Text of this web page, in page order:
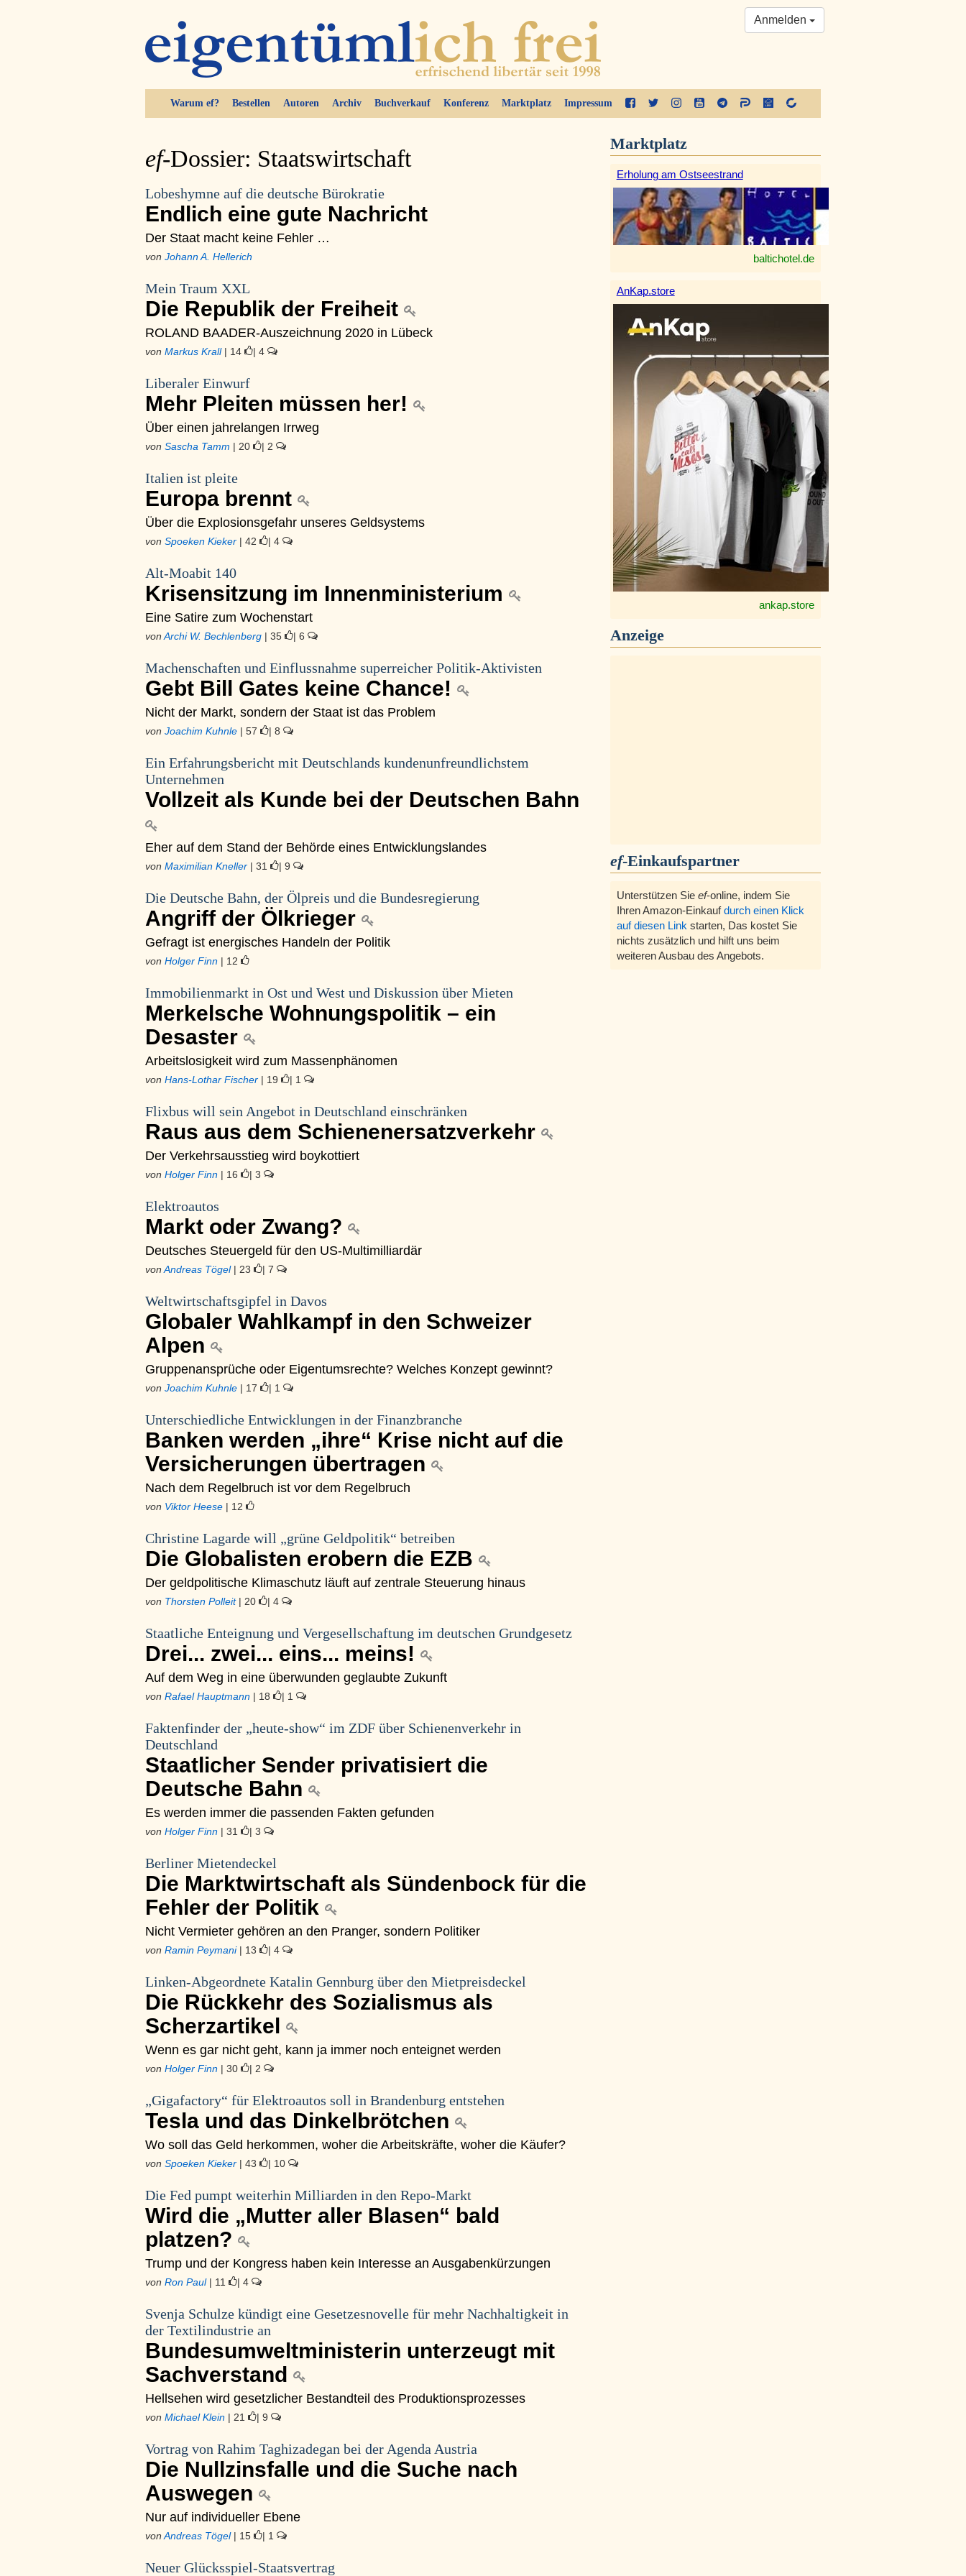
Warum ef? Bestellen Autoren Archiv Buchverkauf Konferenz Marktplatz Impressum
Anmelden
ef-Dossier: Staatswirtschaft
Lobeshymne auf die deutsche Bürokratie
Endlich eine gute Nachricht
Der Staat macht keine Fehler …
von Johann A. Hellerich
Mein Traum XXL
Die Republik der Freiheit
ROLAND BAADER-Auszeichnung 2020 in Lübeck
von Markus Krall| 14 | 4
Liberaler Einwurf
Mehr Pleiten müssen her!
Über einen jahrelangen Irrweg
von Sascha Tamm | 20 | 2
Italien ist pleite
Europa brennt
Über die Explosionsgefahr unseres Geldsystems
von Spoeken Kieker | 42 | 4
Alt-Moabit 140
Krisensitzung im Innenministerium
Eine Satire zum Wochenstart
von Archi W. Bechlenberg | 35 | 6
Machenschaften und Einflussnahme superreicher Politik-Aktivisten
Gebt Bill Gates keine Chance!
Nicht der Markt, sondern der Staat ist das Problem
von Joachim Kuhnle | 57 | 8
Ein Erfahrungsbericht mit Deutschlands kundenunfreundlichstem
Unternehmen
Vollzeit als Kunde bei der Deutschen Bahn
Eher auf dem Stand der Behörde eines Entwicklungslandes
von Maximilian Kneller | 31 | 9
Die Deutsche Bahn, der Ölpreis und die Bundesregierung
Angriff der Ölkrieger
Gefragt ist energisches Handeln der Politik
von Holger Finn | 12
Immobilienmarkt in Ost und West und Diskussion über Mieten
Merkelsche Wohnungspolitik – ein
Desaster
Arbeitslosigkeit wird zum Massenphänomen
von Hans-Lothar Fischer | 19 | 1
Flixbus will sein Angebot in Deutschland einschränken
Raus aus dem Schienenersatzverkehr
Der Verkehrsausstieg wird boykottiert
von Holger Finn | 16 | 3
Elektroautos
Markt oder Zwang?
Deutsches Steuergeld für den US-Multimilliardär
von Andreas Tögel| 23 | 7
Weltwirtschaftsgipfel in Davos
Globaler Wahlkampf in den Schweizer
Alpen
Gruppenansprüche oder Eigentumsrechte? Welches Konzept gewinnt?
von Joachim Kuhnle | 17 | 1
Unterschiedliche Entwicklungen in der Finanzbranche
Banken werden „ihre“ Krise nicht auf die
Versicherungen übertragen
Nach dem Regelbruch ist vor dem Regelbruch
von Viktor Heese | 12
Christine Lagarde will „grüne Geldpolitik“ betreiben
Die Globalisten erobern die EZB
Der geldpolitische Klimaschutz läuft auf zentrale Steuerung hinaus
von Thorsten Polleit| 20 | 4
Staatliche Enteignung und Vergesellschaftung im deutschen Grundgesetz
Drei... zwei... eins... meins!
Auf dem Weg in eine überwunden geglaubte Zukunft
von Rafael Hauptmann | 18 | 1
Faktenfinder der „heute-show“ im ZDF über Schienenverkehr in
Deutschland
Staatlicher Sender privatisiert die
Deutsche Bahn
Es werden immer die passenden Fakten gefunden
von Holger Finn | 31 | 3
Berliner Mietendeckel
Die Marktwirtschaft als Sündenbock für die
Fehler der Politik
Nicht Vermieter gehören an den Pranger, sondern Politiker
von Ramin Peymani| 13 | 4
Linken-Abgeordnete Katalin Gennburg über den Mietpreisdeckel
Die Rückkehr des Sozialismus als
Scherzartikel
Wenn es gar nicht geht, kann ja immer noch enteignet werden
von Holger Finn | 30 | 2
„Gigafactory“ für Elektroautos soll in Brandenburg entstehen
Tesla und das Dinkelbrötchen
Wo soll das Geld herkommen, woher die Arbeitskräfte, woher die Käufer?
von Spoeken Kieker | 43 | 10
Die Fed pumpt weiterhin Milliarden in den Repo-Markt
Wird die „Mutter aller Blasen“ bald
platzen?
Trump und der Kongress haben kein Interesse an Ausgabenkürzungen
von Ron Paul| 11 | 4
Svenja Schulze kündigt eine Gesetzesnovelle für mehr Nachhaltigkeit in
der Textilindustrie an
Bundesumweltministerin unterzeugt mit
Sachverstand
Hellsehen wird gesetzlicher Bestandteil des Produktionsprozesses
von Michael Klein | 21 | 9
Vortrag von Rahim Taghizadegan bei der Agenda Austria
Die Nullzinsfalle und die Suche nach
Auswegen
Nur auf individueller Ebene
von Andreas Tögel| 15 | 1
Neuer Glücksspiel-Staatsvertrag
Marktplatz
Erholung am Ostseestrand
baltichotel.de
AnKap.store
ankap.store
Anzeige
ef-Einkaufspartner
Unterstützen Sie ef-online, indem Sie
Ihren Amazon-Einkaufdurch einen Klick
auf diesen Link starten, Das kostet Sie
nichts zusätzlich und hilft uns beim
weiteren Ausbau des Angebots.